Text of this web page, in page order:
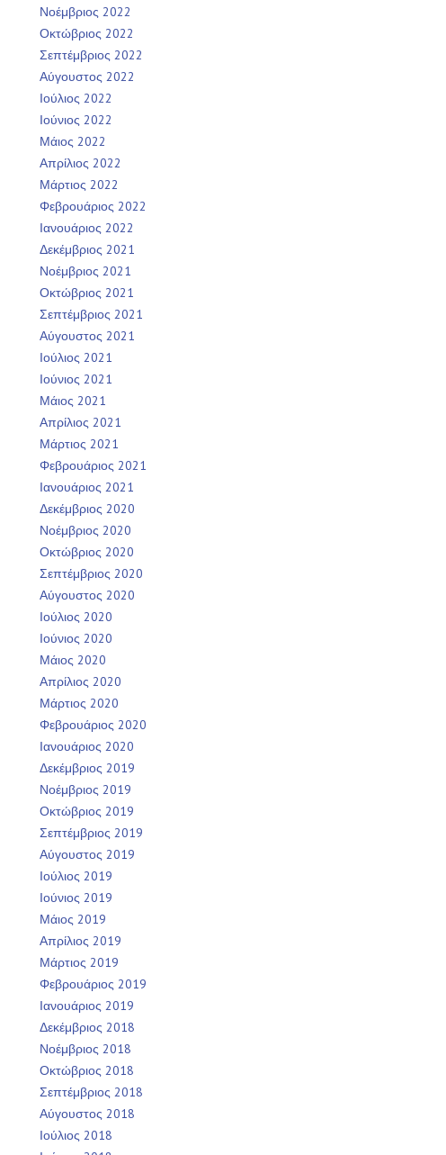
Νοέμβριος 2022
Οκτώβριος 2022
Σεπτέμβριος 2022
Αύγουστος 2022
Ιούλιος 2022
Ιούνιος 2022
Μάιος 2022
Απρίλιος 2022
Μάρτιος 2022
Φεβρουάριος 2022
Ιανουάριος 2022
Δεκέμβριος 2021
Νοέμβριος 2021
Οκτώβριος 2021
Σεπτέμβριος 2021
Αύγουστος 2021
Ιούλιος 2021
Ιούνιος 2021
Μάιος 2021
Απρίλιος 2021
Μάρτιος 2021
Φεβρουάριος 2021
Ιανουάριος 2021
Δεκέμβριος 2020
Νοέμβριος 2020
Οκτώβριος 2020
Σεπτέμβριος 2020
Αύγουστος 2020
Ιούλιος 2020
Ιούνιος 2020
Μάιος 2020
Απρίλιος 2020
Μάρτιος 2020
Φεβρουάριος 2020
Ιανουάριος 2020
Δεκέμβριος 2019
Νοέμβριος 2019
Οκτώβριος 2019
Σεπτέμβριος 2019
Αύγουστος 2019
Ιούλιος 2019
Ιούνιος 2019
Μάιος 2019
Απρίλιος 2019
Μάρτιος 2019
Φεβρουάριος 2019
Ιανουάριος 2019
Δεκέμβριος 2018
Νοέμβριος 2018
Οκτώβριος 2018
Σεπτέμβριος 2018
Αύγουστος 2018
Ιούλιος 2018